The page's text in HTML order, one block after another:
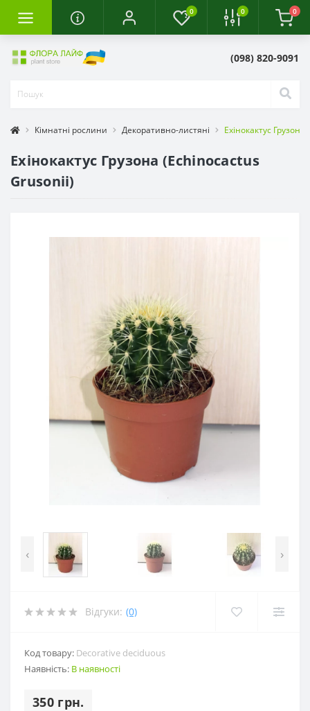
0 0 0
(098) 820-9091
Кімнатні рослини Декоративно-листяні Ехінокактус
Ехінокактус Грузона (Echinocactus
Grusonii)
‹ ›
Відгуки: (0)
Код товару: Decorative deciduous
Наявність: В наявності
350 грн.